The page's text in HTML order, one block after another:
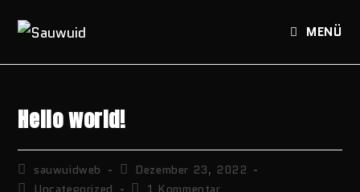
Inhalt
MENÜ
Hello world!
Beitrags-
Autor:
sauwuidweb
Beitrag
veröffentlicht:
Dezember 23, 2022
Beitrags-
Uncategorized
Beitrags-
1 Kommentar